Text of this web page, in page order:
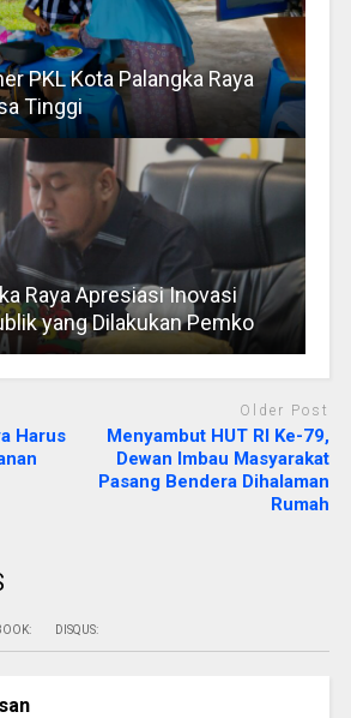
PKL Kota Palangka Raya
Tinggi
Raya Apresiasi Inovasi
yang Dilakukan Pemko
Harus
Older Post
Menyambut HUT RI Ke-79,
Dewan Imbau Masyarakat
Pasang Bendera Dihalaman
Rumah
DISQUS: